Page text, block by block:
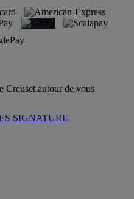
Creuset autour de vous
SIGNATURE